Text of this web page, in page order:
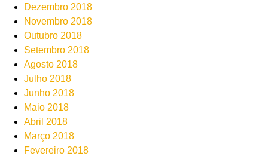
Dezembro 2018
Novembro 2018
Outubro 2018
Setembro 2018
Agosto 2018
Julho 2018
Junho 2018
Maio 2018
Abril 2018
Março 2018
Fevereiro 2018